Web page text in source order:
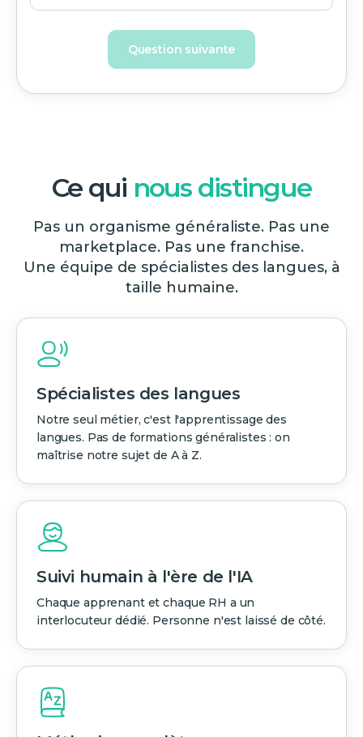
Question suivante
Ce qui nous distingue
Pas un organisme généraliste. Pas une
marketplace. Pas une franchise.
Une équipe de spécialistes des langues, à
taille humaine.
Spécialistes des langues
Notre seul métier, c'est l'apprentissage des
langues. Pas de formations généralistes : on
maîtrise notre sujet de A à Z.
Suivi humain à l'ère de l'IA
Chaque apprenant et chaque RH a un
interlocuteur dédié. Personne n'est laissé de côté.